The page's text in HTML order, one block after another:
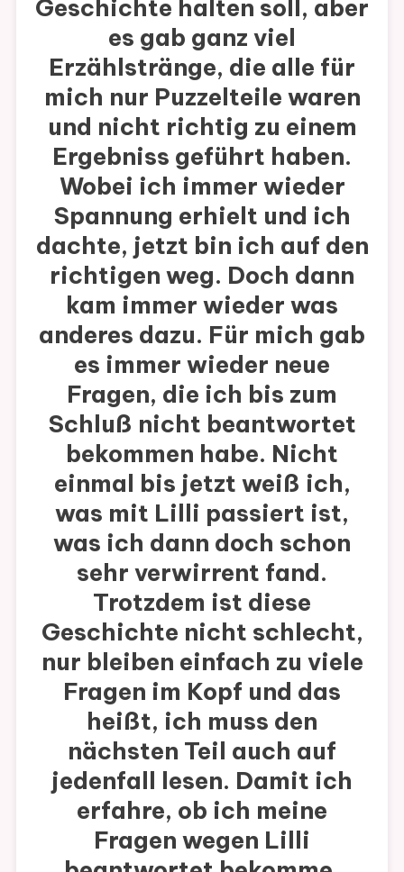
Geschichte halten soll, aber
es gab ganz viel
Erzählstränge, die alle für
mich nur Puzzelteile waren
und nicht richtig zu einem
Ergebniss geführt haben.
Wobei ich immer wieder
Spannung erhielt und ich
dachte, jetzt bin ich auf den
richtigen weg. Doch dann
kam immer wieder was
anderes dazu. Für mich gab
es immer wieder neue
Fragen, die ich bis zum
Schluß nicht beantwortet
bekommen habe. Nicht
einmal bis jetzt weiß ich,
was mit Lilli passiert ist,
was ich dann doch schon
sehr verwirrent fand.
Trotzdem ist diese
Geschichte nicht schlecht,
nur bleiben einfach zu viele
Fragen im Kopf und das
heißt, ich muss den
nächsten Teil auch auf
jedenfall lesen. Damit ich
erfahre, ob ich meine
Fragen wegen Lilli